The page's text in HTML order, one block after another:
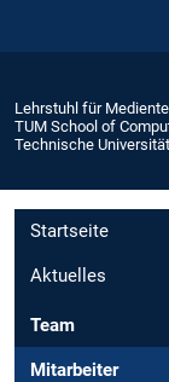
Lehrstuhl für
TUM School of
Technische
Startseite
Aktuelles
Team
Mitarbeiter